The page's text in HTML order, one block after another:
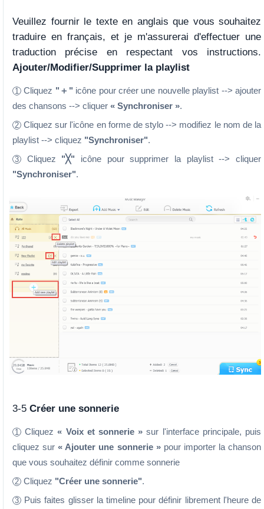
Veuillez fournir le texte en anglais que vous souhaitez
traduire en français, et je m'assurerai d'effectuer une
traduction précise en respectant vos instructions.
Ajouter/Modifier/Supprimer la playlist
1 Cliquez "＋" icône pour créer une nouvelle playlist --> ajouter
des chansons --> cliquer « Synchroniser ».
2 Cliquez sur l'icône en forme de stylo --> modifiez le nom de la
playlist --> cliquez "Synchroniser".
3 Cliquez "╳" icône pour supprimer la playlist --> cliquer
"Synchroniser".
3-5 Créer une sonnerie
1 Cliquez« Voix et sonnerie » sur l'interface principale, puis
cliquez sur« Ajouter une sonnerie »pour importer la chanson
que vous souhaitez définir comme sonnerie
2 Cliquez "Créer une sonnerie".
3
Puis faites glisser la timeline pour définir librement l'heure de